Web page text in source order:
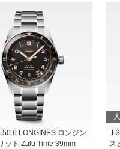
LONGINES ロンジン
ット Zulu Time 39mm
ス